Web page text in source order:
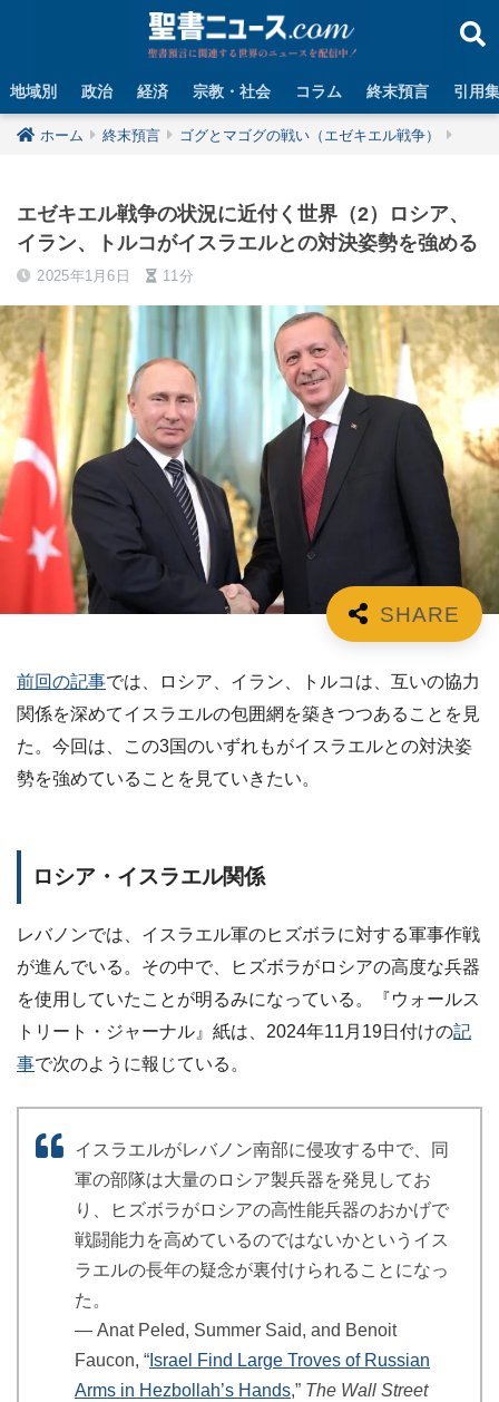
地域別 政治 経済 宗教・社会 コラム 終末預言 引用集
ホーム 終末預言 ゴグとマゴグの戦い（エゼキエル戦争）
エゼキエル戦争の状況に近付く世界（2）ロシア、
イラン、トルコがイスラエルとの対決姿勢を強める
2025年1月6日 11分
前回の記事では、ロシア、イラン、トルコは、互いの協力
関係を深めてイスラエルの包囲網を築きつつあることを見
た。今回は、この3国のいずれもがイスラエルとの対決姿
勢を強めていることを見ていきたい。
ロシア・イスラエル関係
レバノンでは、イスラエル軍のヒズボラに対する軍事作戦
が進んでいる。その中で、ヒズボラがロシアの高度な兵器
を使用していたことが明るみになっている。『ウォールス
トリート・ジャーナル』紙は、2024年11月19日付けの記
事で次のように報じている。
イスラエルがレバノン南部に侵攻する中で、同
軍の部隊は大量のロシア製兵器を発見してお
り、ヒズボラがロシアの高性能兵器のおかげで
戦闘能力を高めているのではないかというイス
ラエルの長年の疑念が裏付けられることになっ
た。
― Anat Peled, Summer Said, and Benoit
Faucon, “ Israel Find Large Troves of Russian
Arms in Hezbollah’s Hands,” The Wall Street